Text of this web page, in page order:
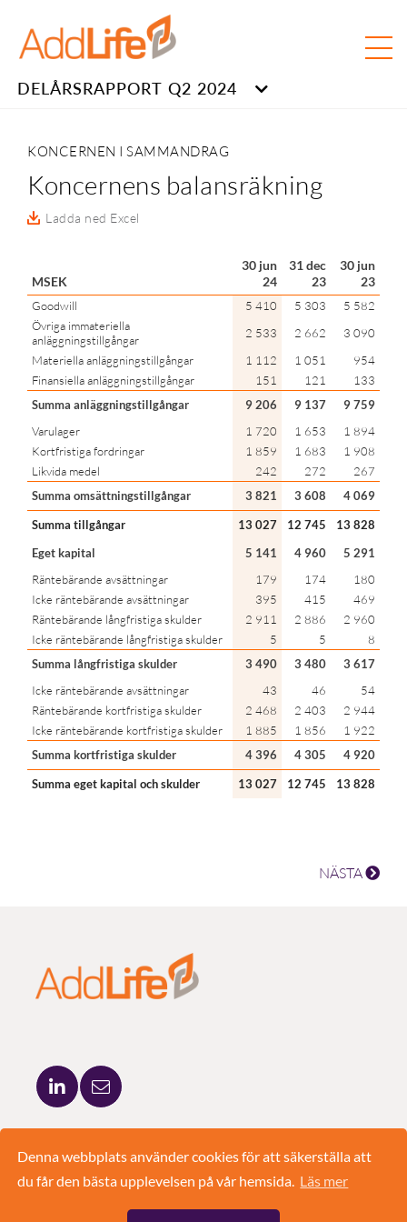
Denna webbplats använder cookies för att säkerställa att
du får den bästa upplevelsen på vår hemsida. Läs mer
DELÅRSRAPPORT Q2 2024
KONCERNEN I SAMMANDRAG
Koncernens balansräkning
Ladda ned Excel
MSEK
30 jun
24
31 dec
23
30 jun
23
Goodwill 5 410 5 303
5 582
Övriga immateriella
anläggningstillgångar
2 533 2 662
3 090
Materiella anläggningstillgångar
1 112 1 051
954
Finansiella anläggningstillgångar
151 121
133
Summa anläggningstillgångar
9 206 9 137
9 759
Varulager
1 720 1 653
1 894
Kortfristiga fordringar
1 859 1 683
1 908
Likvida medel
242 272
267
Summa omsättningstillgångar
3 821 3 608
4 069
Summa tillgångar
13 027 12 745
13 828
Eget kapital
5 141 4 960
5 291
Räntebärande avsättningar
179 174
180
Icke räntebärande avsättningar
395 415
469
Räntebärande långfristiga skulder
2 911 2 886
2 960
Icke räntebärande långfristiga skulder
5 5
8
Summa långfristiga skulder
3 490 3 480
3 617
Icke räntebärande avsättningar
43 46
54
Räntebärande kortfristiga skulder
2 468 2 403
2 944
Icke räntebärande kortfristiga skulder
1 885 1 856
1 922
Summa kortfristiga skulder
4 396 4 305
4 920
Summa eget kapital och skulder
13 027 12 745 13 828
NÄSTA
ADDLIFE AB
BRUNKEBERGSTORG 5
111 51 STOCKHOLM